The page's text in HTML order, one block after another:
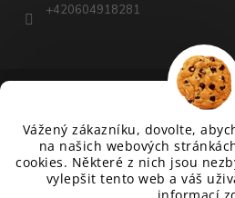
Vážený zákazníku, dovolte,
na našich webových
cookies. Některé z nich jsou
vylepšit tento web a váš
+420604918281
Vytvořil
Copyright 2026www.home365.cz.
Upravit nastavení